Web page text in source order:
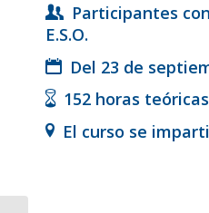
Participantes
E.S.O.
Del 23 de
152 horas
El curso se